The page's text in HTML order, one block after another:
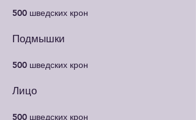
500 шведских крон
Подмышки
500 шведских крон
Лицо
500 шведских крон